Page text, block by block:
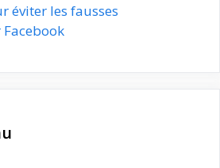
éviter les fausses